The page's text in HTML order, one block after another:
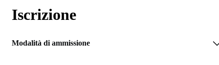
Iscrizione
Modalità di ammissione